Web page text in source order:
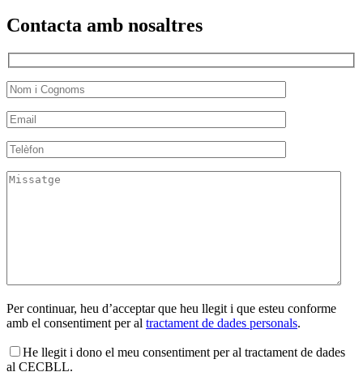
Contacta amb nosaltres
Per continuar, heu d’acceptar que heu llegit i que esteu conforme
amb el consentiment per al tractament de dades personals.
He llegit i dono el meu consentiment per al tractament de dades
al CECBLL.